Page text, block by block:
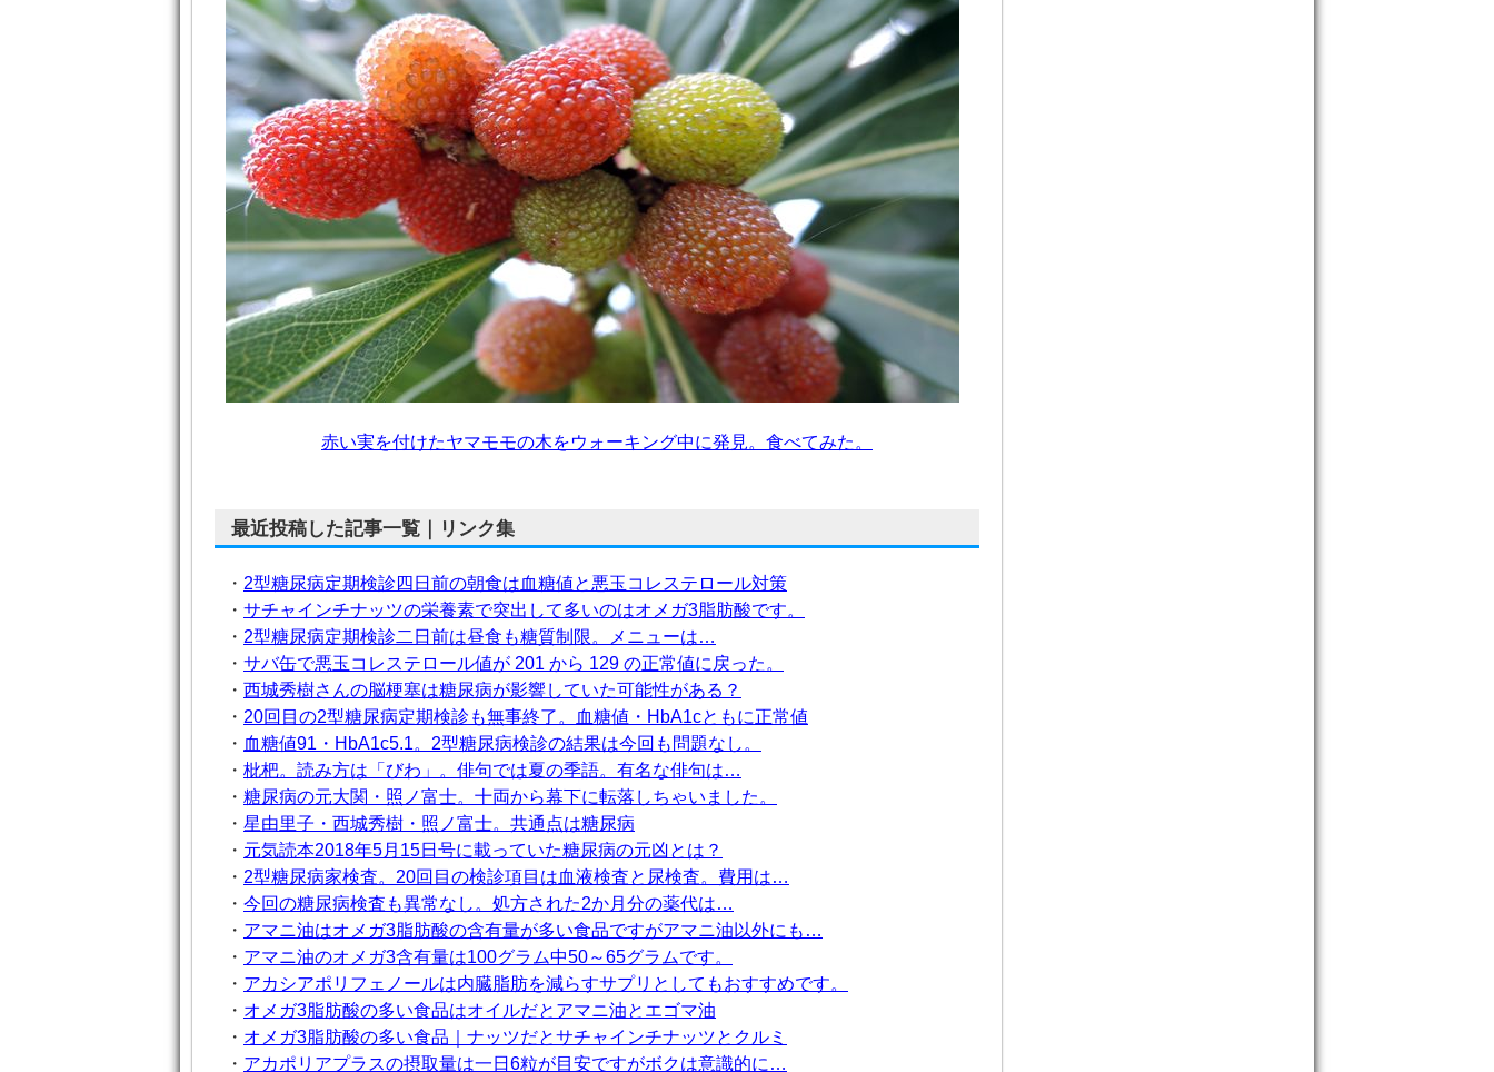
赤い実を付けたヤマモモの木をウォーキング中に発見。食べてみた。
最近投稿した記事一覧｜リンク集
・ 2型糖尿病定期検診四日前の朝食は血糖値と悪玉コレステロール対策
・ サチャインチナッツの栄養素で突出して多いのはオメガ3脂肪酸です。
・ 2型糖尿病定期検診二日前は昼食も糖質制限。メニューは…
・ サバ缶で悪玉コレステロール値が 201 から 129 の正常値に戻った。
・ 西城秀樹さんの脳梗塞は糖尿病が影響していた可能性がある？
・ 20回目の2型糖尿病定期検診も無事終了。血糖値・HbA1cともに正常値
・ 血糖値91・HbA1c5.1。2型糖尿病検診の結果は今回も問題なし。
・ 枇杷。読み方は「びわ」。俳句では夏の季語。有名な俳句は…
・ 糖尿病の元大関・照ノ富士。十両から幕下に転落しちゃいました。
・ 星由里子・西城秀樹・照ノ富士。共通点は糖尿病
・ 元気読本2018年5月15日号に載っていた糖尿病の元凶とは？
・ 2型糖尿病家検査。20回目の検診項目は血液検査と尿検査。費用は…
・ 今回の糖尿病検査も異常なし。処方された2か月分の薬代は…
・ アマニ油はオメガ3脂肪酸の含有量が多い食品ですがアマニ油以外にも…
・ アマニ油のオメガ3含有量は100グラム中50～65グラムです。
・ アカシアポリフェノールは内臓脂肪を減らすサプリとしてもおすすめです。
・ オメガ3脂肪酸の多い食品はオイルだとアマニ油とエゴマ油
・ オメガ3脂肪酸の多い食品｜ナッツだとサチャインチナッツとクルミ
・ アカポリアプラスの摂取量は一日6粒が目安ですがボクは意識的に…